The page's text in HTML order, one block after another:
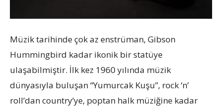
Müzik tarihinde çok az enstrüman, Gibson
Hummingbird kadar ikonik bir statüye
ulaşabilmiştir. İlk kez 1960 yılında müzik
dünyasıyla buluşan “Yumurcak Kuşu”, rock ‘n’
roll’dan country’ye, poptan halk müziğine kadar